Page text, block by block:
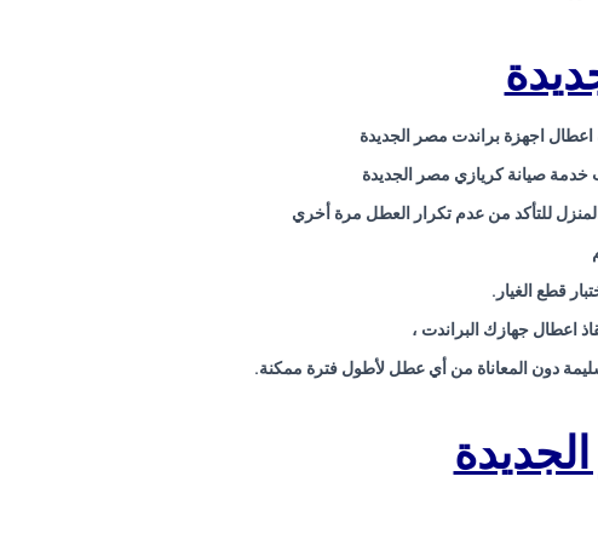
اجهزة براندت مصر الجديدة
خدمة صيانة كريازي مصر الجديدة
للتأكد من عدم تكرار العطل مرة أخري
قطع الغيار.
اعطال جهازك البراندت ،
سليمة دون المعاناة من أي عطل لأطول فترة ممكنة.